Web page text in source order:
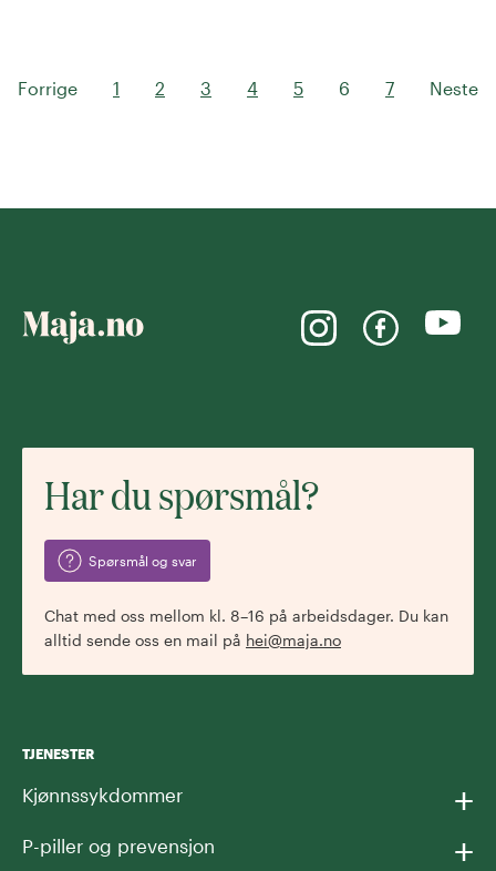
Forrige 1 2 3 4 5 6 7 Neste
Har du spørsmål?
Spørsmål og svar
Chat med oss mellom kl. 8–16 på arbeidsdager. Du kan
alltid sende oss en mail på hei@maja.no
TJENESTER
Kjønnssykdommer +
P-piller og prevensjon +